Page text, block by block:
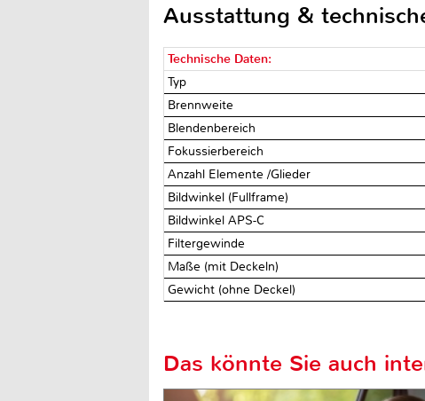
Ausstattung &
Technische Daten:
Typ
Brennweite
Blendenbereich
Fokussierbereich
Anzahl Elemente /Glieder
Bildwinkel (Fullframe)
Bildwinkel APS-C
Filtergewinde
Maße (mit Deckeln)
Gewicht (ohne Deckel)
Das könnte Sie auch